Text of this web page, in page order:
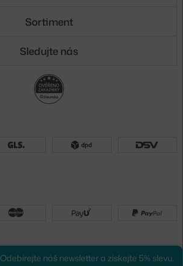
Odebírejte náš newsletter a získejte 5% slevu.
Sortiment
Sledujte nás